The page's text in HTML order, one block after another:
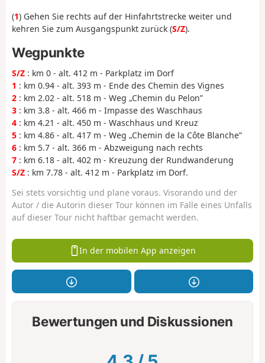
(1) Gehen Sie rechts auf der Hinfahrtstrecke weiter und
kehren Sie zum Ausgangspunkt zurück (S/Z).
Wegpunkte
S/Z : km 0 - alt. 412 m - Parkplatz im Dorf
1 : km 0.94 - alt. 393 m - Ende des Chemin des Vignes
2 : km 2.02 - alt. 518 m - Weg „Chemin du Pelon”
3 : km 3.8 - alt. 466 m - Impasse des Waschhaus
4 : km 4.21 - alt. 450 m - Waschhaus und Kreuz
5 : km 4.86 - alt. 417 m - Weg „Chemin de la Côte Blanche”
6 : km 5.7 - alt. 366 m - Abzweigung nach rechts
7 : km 6.18 - alt. 402 m - Kreuzung der Rundwanderung
S/Z : km 7.78 - alt. 412 m - Parkplatz im Dorf.
Sei stets vorsichtig und plane voraus. Visorando und der
Autor / die Autorin dieser Tour können im Falle eines Unfalls
auf dieser Tour nicht haftbar gemacht werden.
In der mobilen App anzeigen
Bewertungen und Diskussionen